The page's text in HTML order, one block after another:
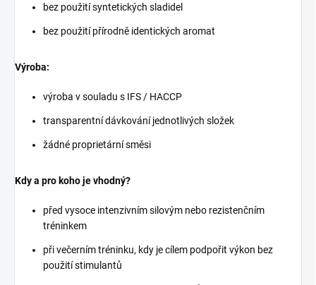
bez použití syntetických sladidel
bez použití přírodně identických aromat
Výroba:
výroba v souladu s IFS / HACCP
transparentní dávkování jednotlivých složek
žádné proprietární směsi
Kdy a pro koho je vhodný?
před vysoce intenzivním silovým nebo rezistenčním
tréninkem
při večerním tréninku, kdy je cílem podpořit výkon bez
použití stimulantů